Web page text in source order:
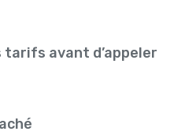
tarifs avant d’appeler